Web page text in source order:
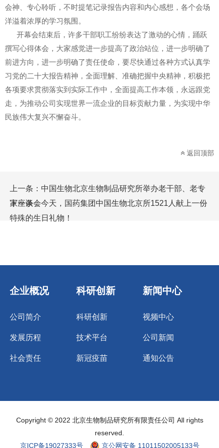
会神、专心聆听，不时提笔记录报告内容和内心感想，各个会场
洋溢着浓厚的学习氛围。
开幕会结束后，许多干部职工纷纷表达了激动的心情，踊跃
撰写心得体会，大家感觉进一步提高了政治站位，进一步明确了
前进方向，进一步明确了责任使命，要尽快通过各种方式认真学
习党的二十大报告精神，全面理解、准确把握中央精神，积极把
各项要求贯彻落实到实际工作中，全面提高工作本领，永远跟党
走，为推动公司实现世界一流企业的目标贡献力量，为实现中华
民族伟大复兴不懈奋斗。
返回顶部
上一条： 中国生物北京生物制品研究所举办老干部、老专
家座谈会
下一条：今天，国药集团中国生物北京所1521人献上一份
特殊的生日礼物！
企业概况
公司简介
发展历程
社会责任
科研创新
科研创新
技术平台
新冠疫苗
新闻中心
视频中心
公司新闻
通知公告
Copyright © 2022 北京生物制品研究所有限责任公司 All rights
reserved.
京ICP备19027333号
京公网安备 11011502005133号